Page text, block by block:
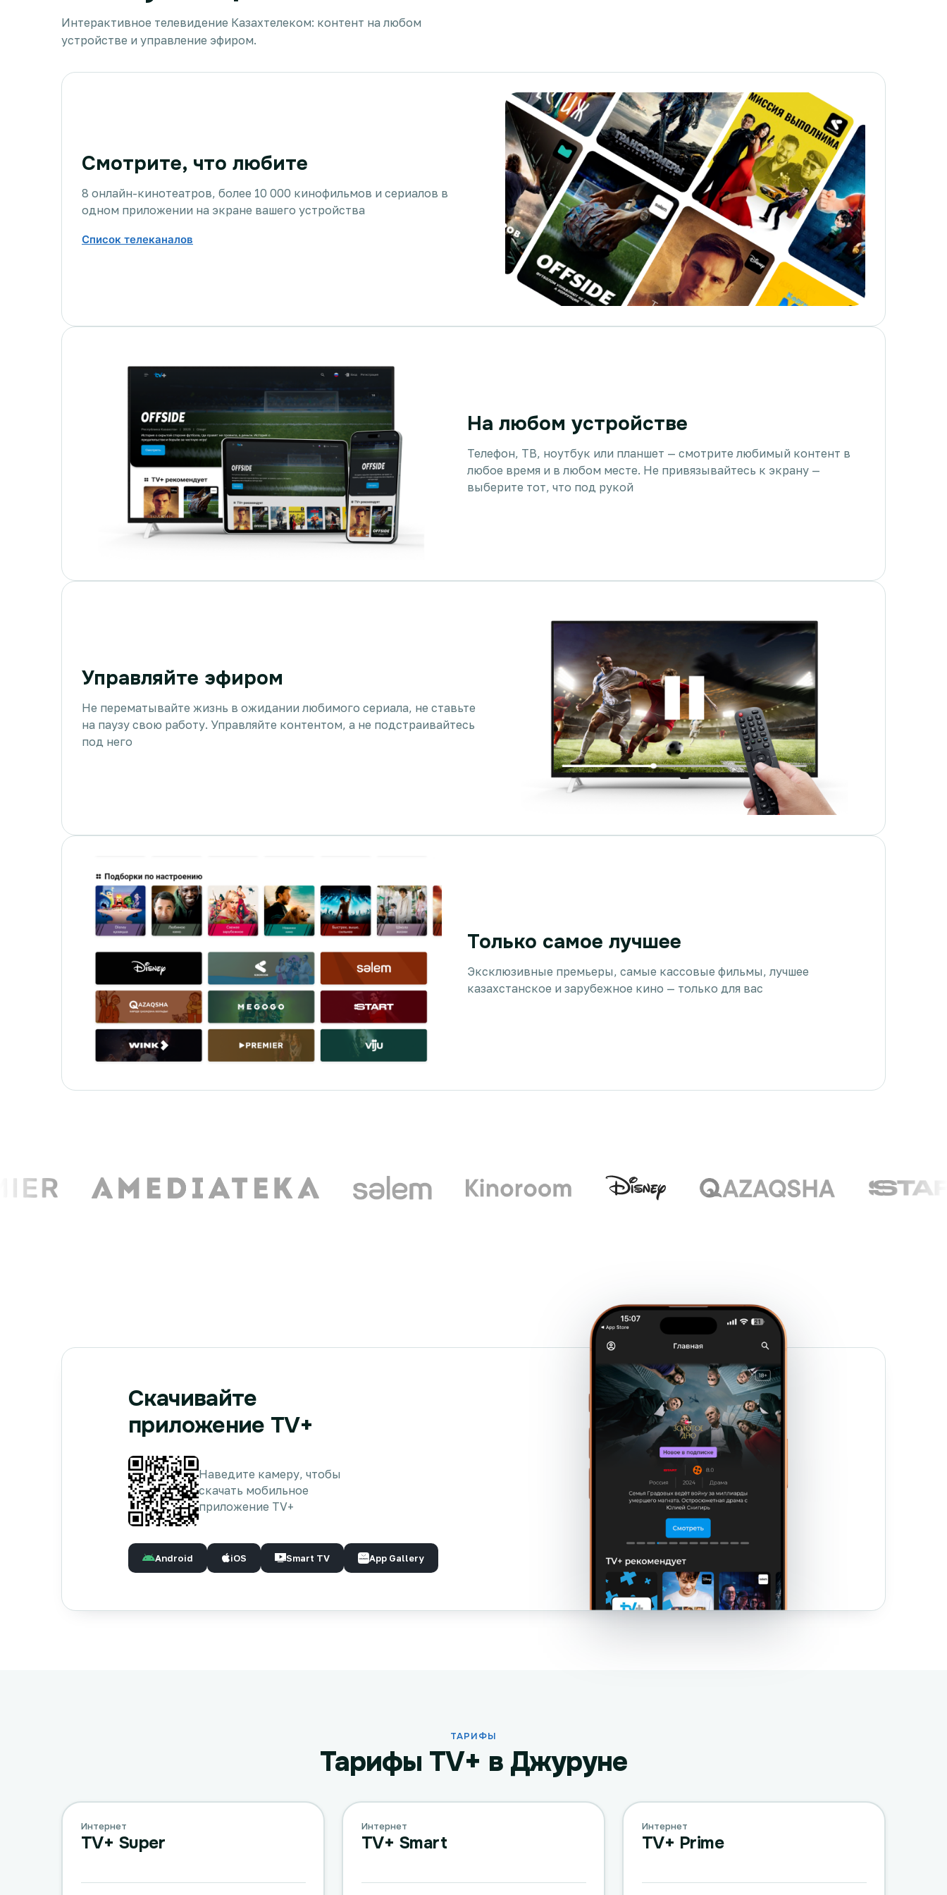
Интерактивное телевидение Казахтелеком: контент на любом
устройстве и управление эфиром.
Смотрите, что любите
8 онлайн-кинотеатров, более 10 000 кинофильмов и сериалов в
одном приложении на экране вашего устройства
Список телеканалов
На любом устройстве
Телефон, ТВ, ноутбук или планшет — смотрите любимый контент в
любое время и в любом месте. Не привязывайтесь к экрану —
выберите тот, что под рукой
Управляйте эфиром
Не перематывайте жизнь в ожидании любимого сериала, не ставьте
на паузу свою работу. Управляйте контентом, а не подстраивайтесь
под него
Только самое лучшее
Эксклюзивные премьеры, самые кассовые фильмы, лучшее
казахстанское и зарубежное кино — только для вас
Скачивайте
приложение TV+
Наведите камеру, чтобы
скачать мобильное
приложение TV+
Android iOS Smart TV App Gallery
ТАРИФЫ
Тарифы TV+ в Джуруне
Интернет
TV+ Super
Интернет
TV+ Smart
Интернет
TV+ Prime